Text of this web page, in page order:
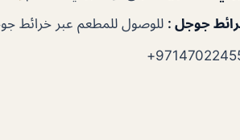
جوجل : للوصول للمطعم عبر خرائط